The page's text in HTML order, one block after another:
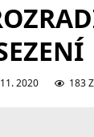
2020 183